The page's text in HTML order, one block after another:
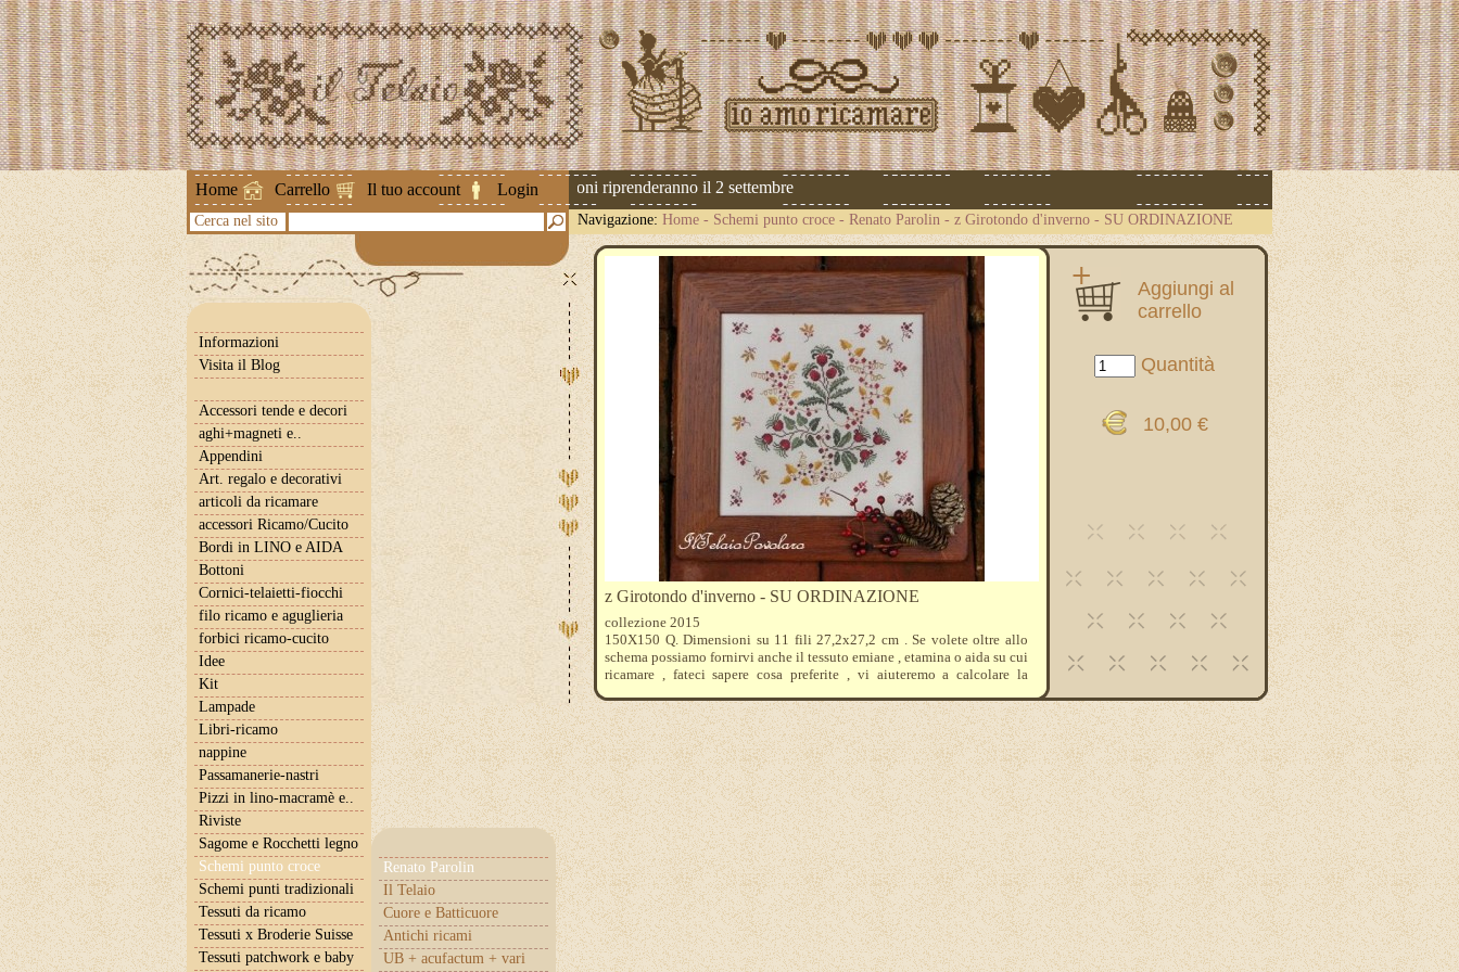
Home Carrello Il tuo account Login
Attenzione ! Le spedizioni riprenderanno il 2 settembre
Cerca nel sito Navigazione: Home - Schemi punto croce - Renato Parolin - z Girotondo d'inverno - SU ORDINAZIONE
Informazioni
Visita il Blog
Accessori tende e decori
aghi+magneti e..
Appendini
Art. regalo e decorativi
articoli da ricamare
accessori Ricamo/Cucito
Bordi in LINO e AIDA
Bottoni
Cornici-telaietti-fiocchi
filo ricamo e aguglieria
forbici ricamo-cucito
Idee
Kit
Lampade
Libri-ricamo
nappine
Passamanerie-nastri
Pizzi in lino-macramè e..
Riviste
Sagome e Rocchetti legno
Schemi punto croce
Renato Parolin
Il Telaio
Cuore e Batticuore
Antichi ricami
UB + acufactum + vari
Schemi punti tradizionali
Tessuti da ricamo
Tessuti x Broderie Suisse
Tessuti patchwork e baby
Aggiungi al
carrello
Quantità
10,00 €
z Girotondo d'inverno - SU ORDINAZIONE
collezione 2015
150X150 Q. Dimensioni su 11 fili 27,2x27,2 cm . Se volete oltre allo
schema possiamo fornirvi anche il tessuto emiane , etamina o aida su cui
ricamare , fateci sapere cosa preferite , vi aiuteremo a calcolare la
Ovviamente sono disponibili anche i fili mouline' Dmc che servono e
sono 523-839-934-520-3363-321-814-815-304-3820-782-3829 .